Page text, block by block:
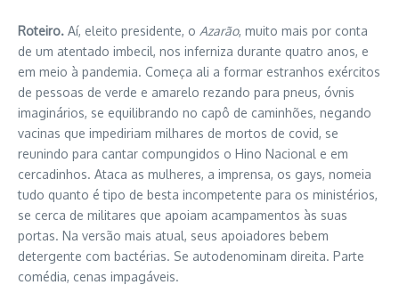
Roteiro. Aí, eleito presidente, o Azarão, muito mais por conta
de um atentado imbecil, nos inferniza durante quatro anos, e
em meio à pandemia. Começa ali a formar estranhos exércitos
de pessoas de verde e amarelo rezando para pneus, óvnis
imaginários, se equilibrando no capô de caminhões, negando
vacinas que impediriam milhares de mortos de covid, se
reunindo para cantar compungidos o Hino Nacional e em
cercadinhos. Ataca as mulheres, a imprensa, os gays, nomeia
tudo quanto é tipo de besta incompetente para os ministérios,
se cerca de militares que apoiam acampamentos às suas
portas. Na versão mais atual, seus apoiadores bebem
detergente com bactérias. Se autodenominam direita. Parte
comédia, cenas impagáveis.